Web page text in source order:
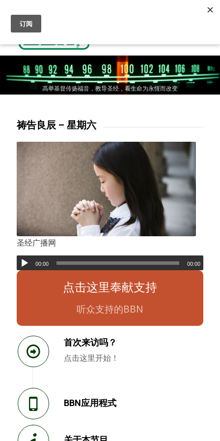
高举基督传扬福音，教导圣经，看生命为永恆而改变
高举基督传扬福音，教导圣经，看生命为永恆而改变
高举基督传扬福音，教导圣经，看生命为永恆而改变
祷告良辰 – 星期六
圣经广播网
00:00 00:00
点击这里奉献支持
听众支持的BBN
首次来访吗？
点击这里开始！
BBN应用程式